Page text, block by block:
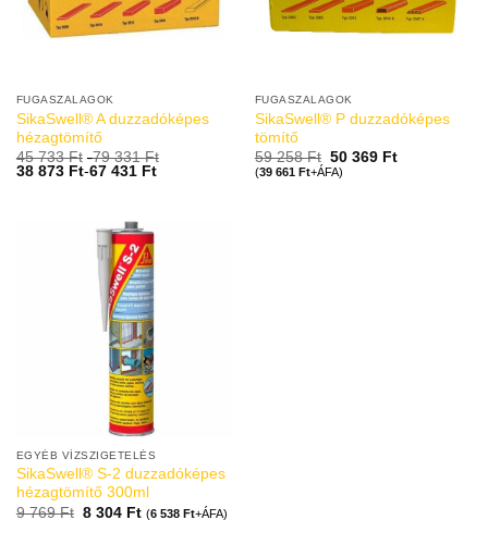
FUGASZALAGOK
SikaSwell® A duzzadóképes
hézagtömítő
45 733Ft -79 331Ft
38 873 Ft-67 431 Ft
FUGASZALAGOK
SikaSwell® P duzzadóképes
tömítő
59 258Ft 50 369 Ft
(39 661 Ft+ÁFA)
EGYÉB VÍZSZIGETELÉS
SikaSwell® S-2 duzzadóképes
hézagtömítő 300ml
9 769Ft 8 304 Ft (6 538 Ft+ÁFA)